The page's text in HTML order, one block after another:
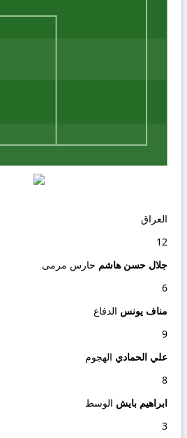
العراق
12
جلال حسن هاشم حارس مرمى
6
مناف يونس الدفاع
9
علي الحمادي الهجوم
8
ابراهيم بايش الوسط
3